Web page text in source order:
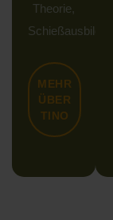
Theorie,
Schießausbilder
MEHR
ÜBER
TINO